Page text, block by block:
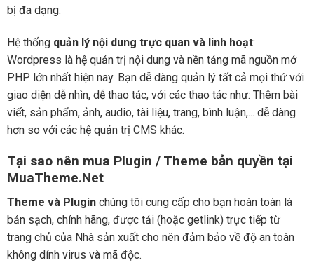
bị đa dạng.
Hệ thống quản lý nội dung trực quan và linh hoạt:
Wordpress là hệ quản trị nội dung và nền tảng mã nguồn mở
PHP lớn nhất hiện nay. Bạn dễ dàng quản lý tất cả mọi thứ với
giao diện dễ nhìn, dễ thao tác, với các thao tác như: Thêm bài
viết, sản phẩm, ảnh, audio, tài liệu, trang, bình luận,... dễ dàng
hơn so với các hệ quản trị CMS khác.
Tại sao nên mua Plugin / Theme bản quyền tại
MuaTheme.Net
Theme và Plugin chúng tôi cung cấp cho bạn hoàn toàn là
bản sạch, chính hãng, được tải (hoặc getlink) trực tiếp từ
trang chủ của Nhà sản xuất cho nên đảm bảo về độ an toàn
không dính virus và mã độc.